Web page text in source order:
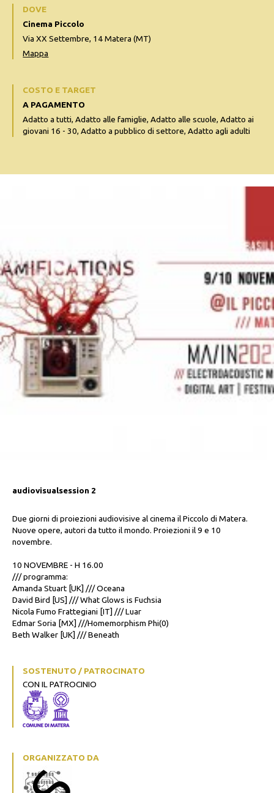
audiovisualsession 2
Due giorni di proiezioni audiovisive al cinema il Piccolo di Matera.
Nuove opere, autori da tutto il mondo. Proiezioni il 9 e 10
novembre.
10 NOVEMBRE - H 16.00
/// programma:
Amanda Stuart [UK] /// Oceana
David Bird [US] /// What Glows is Fuchsia
Nicola Fumo Frattegiani [IT] /// Luar
Edmar Soria [MX] ///Homemorphism Phi(0)
Beth Walker [UK] /// Beneath
SOSTENUTO / PATROCINATO
CON IL PATROCINIO
ORGANIZZATO DA
DOVE
Cinema Piccolo
Via XX Settembre, 14 Matera (MT)
Mappa
COSTO E TARGET
A PAGAMENTO
Adatto a tutti, Adatto alle famiglie, Adatto alle scuole, Adatto ai
giovani 16 - 30, Adatto a pubblico di settore, Adatto agli adulti